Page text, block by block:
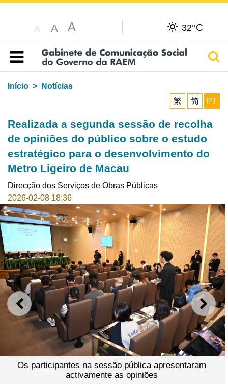
A A A 32°C
Índice
Início
Notícias
繁
简 PT
Realizada a segunda sessão de recolha
de opiniões do público sobre o estudo
estratégico para o desenvolvimento do
Metro Ligeiro de Macau
Direcção dos Serviços de Obras Públicas
2026-02-08 18:36
ANTERIOR
na sessão pública apresentaram
activamente as opiniões
Os